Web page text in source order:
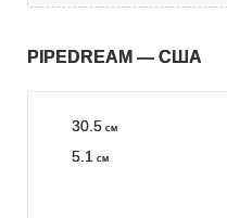
PIPEDREAM — США
30.5 см
5.1 см